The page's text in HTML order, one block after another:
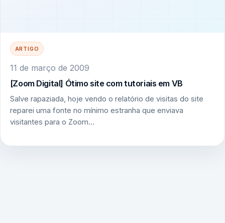
ARTIGO
11 de março de 2009
[Zoom Digital] Ótimo site com tutoriais em VB
Salve rapaziada, hoje vendo o relatório de visitas do site
reparei uma fonte no mínimo estranha que enviava
visitantes para o Zoom…